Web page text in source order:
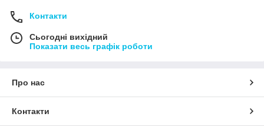
Контакти
Сьогодні вихідний
Показати весь графік роботи
Про нас
Контакти